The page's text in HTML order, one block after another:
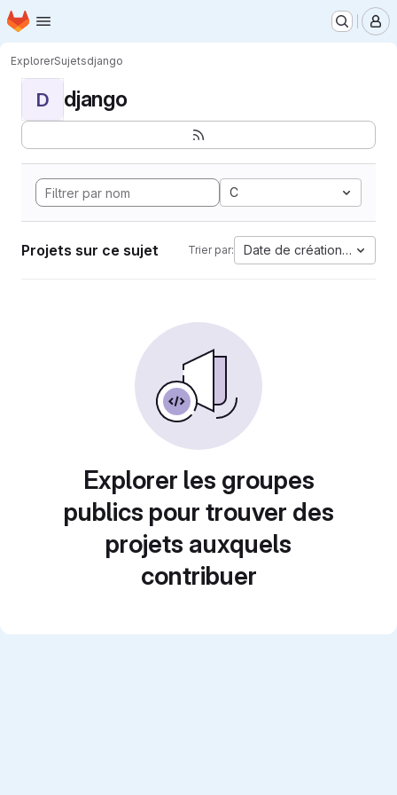
Passer au contenu principal
Page d'accueil
ExplorerSujetsdjango
D django
C
Projets sur ce sujet Trier par: Date de création la plus
Explorer les groupes
publics pour trouver des
projets auxquels
contribuer